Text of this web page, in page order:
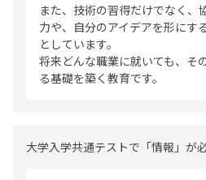
また、技術の習得だけでなく、
力や、自分のアイデアを形にす
としています。
将来どんな職業に就いても、そ
る基礎を築く教育です。
大学入学共通テストで「情報」が